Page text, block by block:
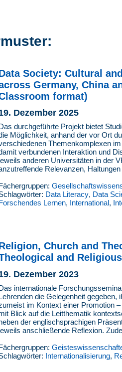
Society: Cultural
Germany, China
format)
Dezember 2025
durchgeführte Projekt bietet
Möglichkeit, anhand der vor Ort
Themenkomplexen
verbundenen Interaktion und
anderen Universitäten in der
Relevanzen,
Data Literacy, Data
Lernen, International,
Church and
and
Dezember 2023
internationale
die Gelegenheit
im Kontext einer Promotion
Blick auf die Leitthematik
der englischsprachigen
anschließende Reflexion.
Internationalisierung,